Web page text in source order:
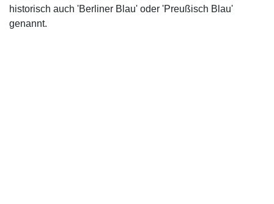
historisch auch 'Berliner Blau' oder 'Preußisch Blau'
genannt.